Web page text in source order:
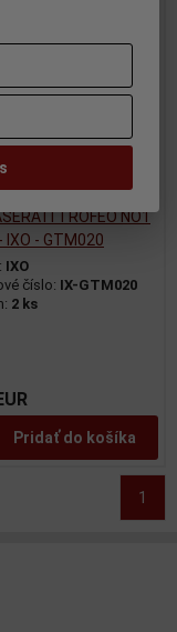
TROFEO NO1
IXO - GTM020
IXO
číslo: IX-GTM020
2 ks
Pridať do košíka
1